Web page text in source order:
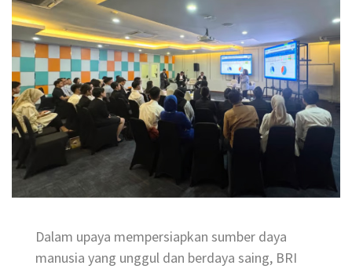
Dalam upaya mempersiapkan sumber daya
manusia yang unggul dan berdaya saing, BRI